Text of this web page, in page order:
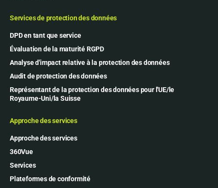
Services de protection des données
DPD en tant que service
Évaluation de la maturité RGPD
Analyse d'impact relative à la protection des données
Audit de protection des données
Représentant de la protection des données pour l'UE/le
Royaume-Uni/la Suisse
Approche des services
Approche des services
360Vue
Services
Plateformes de conformité